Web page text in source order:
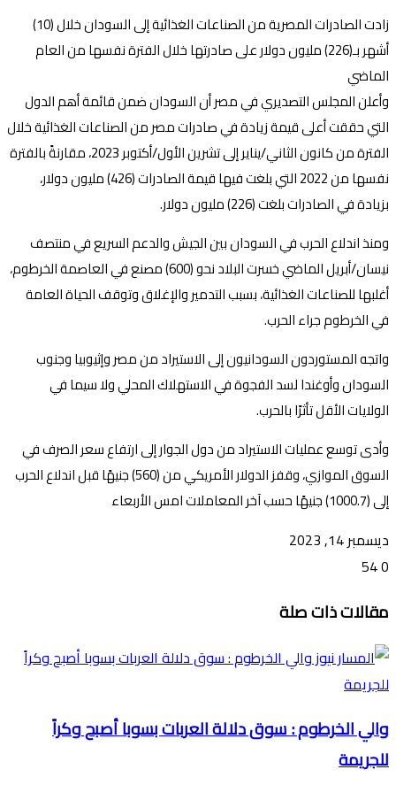
زادت الصادرات المصرية من الصناعات الغذائية إلى السودان خلال (10)
أشهر بـ(226) مليون دولار على صادرتها خلال الفترة نفسها من العام
الماضي
وأعلن المجلس التصديري في مصر أن السودان ضمن قائمة أهم الدول
التي حققت أعلى قيمة زيادة في صادرات مصر من الصناعات الغذائية خلال
الفترة من كانون الثاني/يناير إلى تشرين الأول/أكتوبر 2023، مقارنةً بالفترة
نفسها من 2022 التي بلغت فيها قيمة الصادرات (426) مليون دولار،
بزيادة في الصادرات بلغت (226) مليون دولار.
ومنذ اندلاع الحرب في السودان بين الجيش والدعم السريع في منتصف
نيسان/أبريل الماضي خسرت البلاد نحو (600) مصنع في العاصمة الخرطوم،
أغلبها للصناعات الغذائية، بسبب التدمير والإغلاق وتوقف الحياة العامة
في الخرطوم جراء الحرب.
واتجه المستوردون السودانيون إلى الاستيراد من مصر وإثيوبيا وجنوب
السودان وأوغندا لسد الفجوة في الاستهلاك المحلي ولا سيما في
الولايات الأقل تأثرًا بالحرب.
وأدى توسع عمليات الاستيراد من دول الجوار إلى ارتفاع سعر الصرف في
السوق الموازي، وقفز الدولار الأمريكي من (560) جنيهًا قبل اندلاع الحرب
إلى (1000.7) جنيهًا حسب آخر المعاملات امس الأربعاء
ديسمبر 14, 2023
0
عبر
البريد
مقالات ذات صلة
والي الخرطوم : سوق دلالة العربات بسوبا أصبح وكراً
للجريمة